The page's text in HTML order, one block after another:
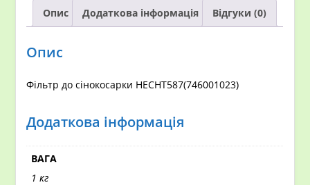
Опис Додаткова інформація Відгуки (0)
Опис
Фільтр до сінокосарки HECHT587(746001023)
Додаткова інформація
ВАГА
1 кг